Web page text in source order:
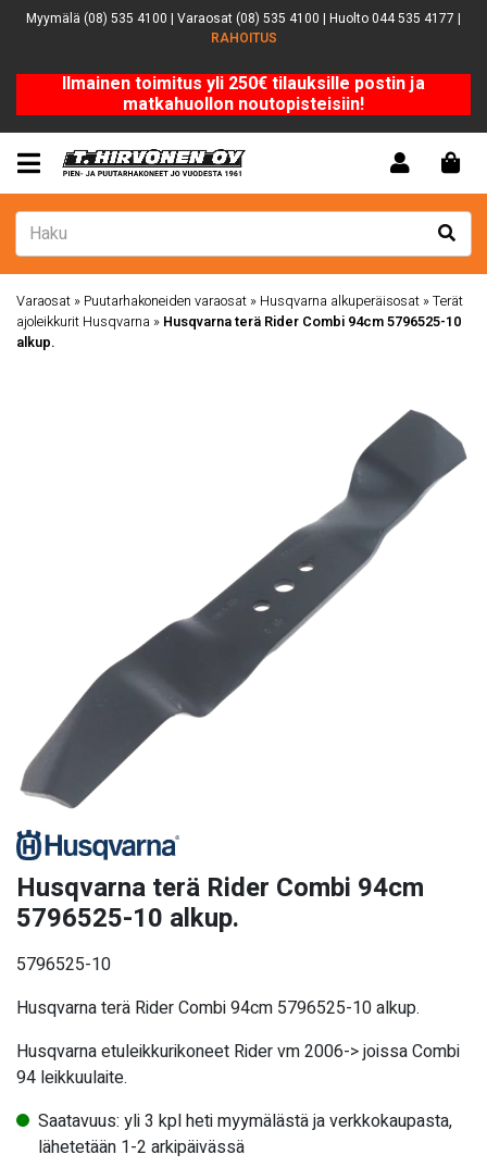
Myymälä (08) 535 4100 | Varaosat (08) 535 4100 | Huolto 044 535 4177 |
RAHOITUS
Ilmainen toimitus yli 250€ tilauksille postin ja
matkahuollon noutopisteisiin!
Varaosat » Puutarhakoneiden varaosat » Husqvarna alkuperäisosat »Terät
ajoleikkurit Husqvarna » Husqvarna terä Rider Combi 94cm 5796525-10
alkup.
Husqvarna terä Rider Combi 94cm
5796525-10 alkup.
5796525-10
Husqvarna terä Rider Combi 94cm 5796525-10 alkup.
Husqvarna etuleikkurikoneet Rider vm 2006-> joissa Combi
94 leikkuulaite.
Saatavuus: yli 3 kpl heti myymälästä ja verkkokaupasta,
lähetetään 1-2 arkipäivässä